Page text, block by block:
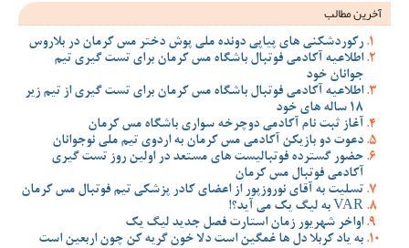
آخرین مطالب
رکوردشکنی های پیاپی دونده ملی پوش دختر مس کرمان در بلاروس
اطلاعیه آکادمی فوتبال باشگاه مس کرمان برای تست گیری تیم
جوانان خود
اطلاعیه آکادمی فوتبال باشگاه مس کرمان برای تست گیری از تیم زیر
18 ساله های خود
آغاز ثبت نام آکادمی دوچرخه سواری باشگاه مس کرمان
دعوت دو بازیکن آکادمی مس کرمان به اردوی تیم ملی نوجوانان
حضور گسترده فوتبالیست های مستعد در اولین روز تست گیری
آکادمی فوتبال مس کرمان
تسلیت به آقای نوروزپور از اعضای کادر پزشکی تیم فوتبال مس کرمان
VAR به لیگ یک می آید؟!
اواخر شهریور زمان استارت فصل جدید لیگ یک
به یاد کربلا دل ها غمگین است دلا خون گریه کن چون اربعین است